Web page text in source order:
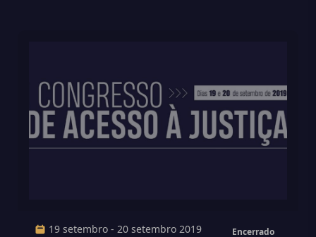
19 setembro - 20 setembro 2019 Encerrado